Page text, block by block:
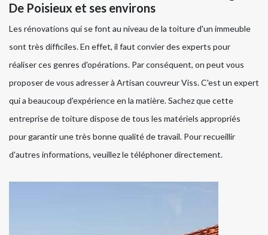
De Poisieux et ses environs
Les rénovations qui se font au niveau de la toiture d'un immeuble
sont très difficiles. En effet, il faut convier des experts pour
réaliser ces genres d'opérations. Par conséquent, on peut vous
proposer de vous adresser à Artisan couvreur Viss. C'est un expert
qui a beaucoup d'expérience en la matière. Sachez que cette
entreprise de toiture dispose de tous les matériels appropriés
pour garantir une très bonne qualité de travail. Pour recueillir
d'autres informations, veuillez le téléphoner directement.